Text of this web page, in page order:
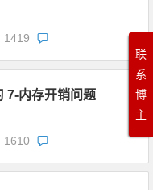
1419
7-内存开销问题
1610
联
系
博
主